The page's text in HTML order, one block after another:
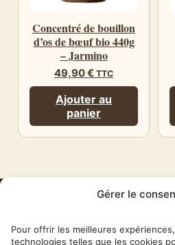
Gérer le
Pour offrir les meilleures
technologies telles que les cookies
Concentré de bouillon
d’os de bœuf bio 440g
– Jarmino
49,90€ TTC
Ajouter au
panier